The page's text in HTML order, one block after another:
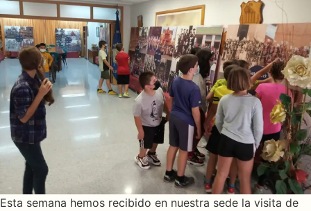
Esta semana hemos recibido en nuestra sede la visita de